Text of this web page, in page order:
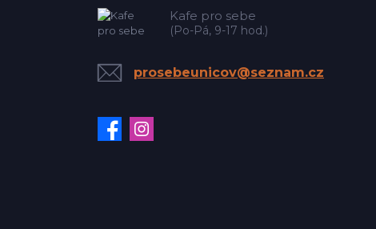
Kafe pro sebe
(Po-Pá, 9-17 hod.)
prosebeunicov@seznam.cz